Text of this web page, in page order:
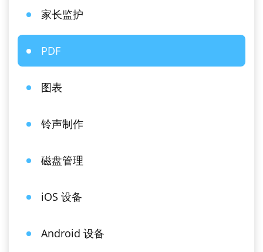
家长监护
PDF
图表
铃声制作
磁盘管理
iOS 设备
Android 设备